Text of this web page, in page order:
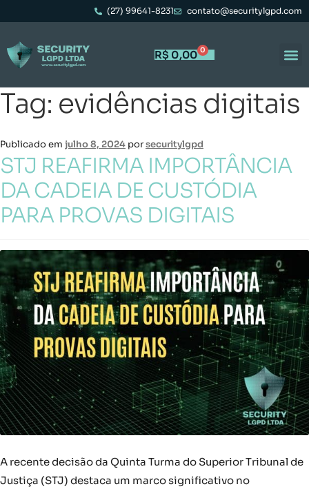
(27) 99641-8231 contato@securitylgpd.com
R$ 0,00 0
Tag: evidências digitais
Publicado em julho 8, 2024 porsecuritylgpd
STJ REAFIRMA IMPORTÂNCIA
DA CADEIA DE CUSTÓDIA
PARA PROVAS DIGITAIS
A recente decisão da Quinta Turma do Superior Tribunal de
Justiça (STJ) destaca um marco significativo no